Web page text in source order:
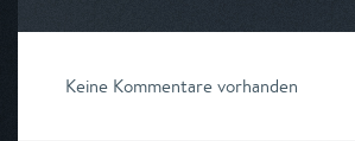
Keine Kommentare vorhanden